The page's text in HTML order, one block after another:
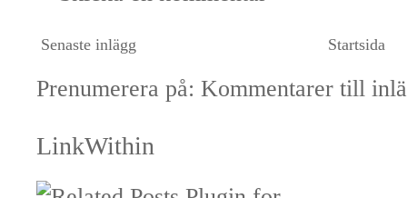
Senaste inlägg Startsida
Prenumerera på: Kommentarer till
LinkWithin